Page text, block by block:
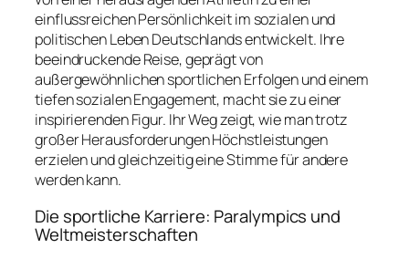
einflussreichen Persönlichkeit im sozialen und
politischen Leben Deutschlands entwickelt. Ihre
beeindruckende Reise, geprägt von
außergewöhnlichen sportlichen Erfolgen und einem
tiefen sozialen Engagement, macht sie zu einer
inspirierenden Figur. Ihr Weg zeigt, wie man trotz
großer Herausforderungen Höchstleistungen
erzielen und gleichzeitig eine Stimme für andere
werden kann.
Die sportliche Karriere: Paralympics und
Weltmeisterschaften